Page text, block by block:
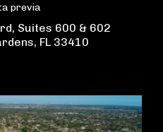
previa
Suites 600 & 602
FL 33410